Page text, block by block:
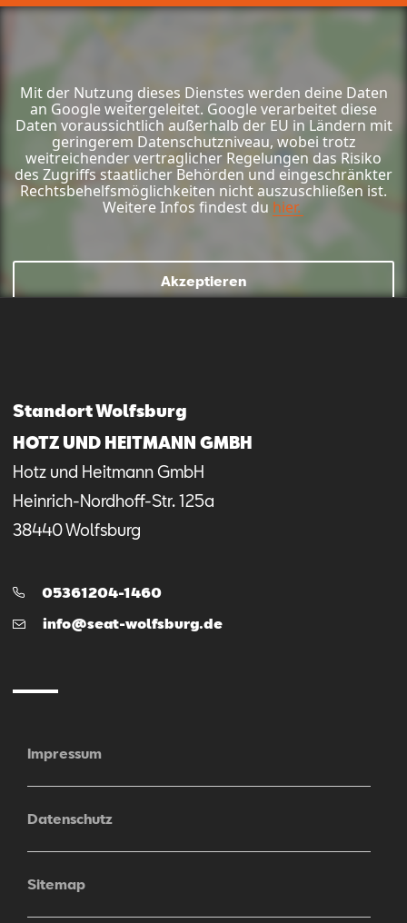
Mit der Nutzung dieses Dienstes werden deine Daten
an Google weitergeleitet. Google verarbeitet diese
Daten voraussichtlich außerhalb der EU in Ländern mit
geringerem Datenschutzniveau, wobei trotz
weitreichender vertraglicher Regelungen das Risiko
des Zugriffs staatlicher Behörden und eingeschränkter
Rechtsbehelfsmöglichkeiten nicht auszuschließen ist.
Weitere Infos findest du hier.
Akzeptieren
Standort Wolfsburg
HOTZ UND HEITMANN GMBH
Hotz und Heitmann GmbH
Heinrich-Nordhoff-Str.125a
38440Wolfsburg
Telefon:
05361204-1460
E-
info@seat-wolfsburg.de
Impressum
Datenschutz
Sitemap